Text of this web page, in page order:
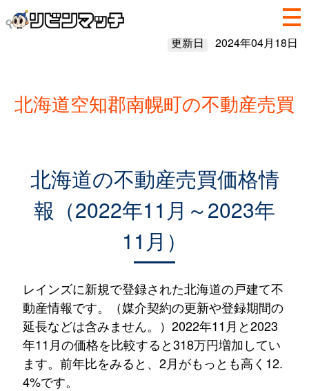
更新日 2024年04月18日
北海道空知郡南幌町の不動産売買
北海道の不動産売買価格情
報（2022年11月～2023年
11月）
レインズに新規で登録された北海道の戸建て不
動産情報です。（媒介契約の更新や登録期間の
延長などは含みません。）2022年11月と2023
年11月の価格を比較すると318万円増加してい
ます。前年比をみると、2月がもっとも高く12.
4%です。